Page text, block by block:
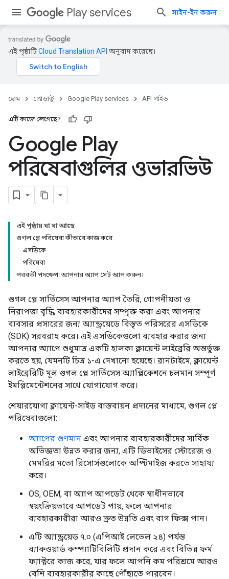
Play services সাইন-ইন করুন
এই পৃষ্ঠাটিCloud Translation API অনুবাদ করেছে।
হোম প্রোডাক্ট Google Play services API গাইড
এটি কাজে লেগেছে?
Google Play
পরিষেবাগুলির ওভারভিউ
এই পৃষ্ঠায় যা যা আছে
গুগল প্লে পরিষেবা কীভাবে কাজ করে
এসডিকে
পরিষেবা
পরবর্তী পদক্ষেপ: আপনার অ্যাপ সেট আপ করুন।
গুগল প্লে সার্ভিসেস আপনার অ্যাপ তৈরি, গোপনীয়তা ও
নিরাপত্তা বৃদ্ধি, ব্যবহারকারীদের সম্পৃক্ত করা এবং আপনার
ব্যবসার প্রসারের জন্য অ্যান্ড্রয়েডে বিস্তৃত পরিসরের এসডিকে
(SDK) সরবরাহ করে। এই এসডিকেগুলো ব্যবহার করার জন্য
আপনার অ্যাপে শুধুমাত্র একটি হালকা ক্লায়েন্ট লাইব্রেরি অন্তর্ভুক্ত
করতে হয়, যেমনটি চিত্র ১-এ দেখানো হয়েছে। রানটাইমে, ক্লায়েন্ট
লাইব্রেরিটি মূল গুগল প্লে সার্ভিসেস অ্যাপ্লিকেশনে চলমান সম্পূর্ণ
ইমপ্লিমেন্টেশনের সাথে যোগাযোগ করে।
শেয়ারযোগ্য ক্লায়েন্ট-সাইড বাস্তবায়ন প্রদানের মাধ্যমে, গুগল প্লে
পরিষেবাগুলো:
অ্যাপের গুণমান এবং আপনার ব্যবহারকারীদের সার্বিক
অভিজ্ঞতা উন্নত করার জন্য, এটি ডিভাইসের স্টোরেজ ও
মেমরির মতো রিসোর্সগুলোকে অপ্টিমাইজ করতে সাহায্য
করে।
OS, OEM, বা অ্যাপ আপডেট থেকে স্বাধীনভাবে
স্বয়ংক্রিয়ভাবে আপডেট পায়, ফলে আপনার
ব্যবহারকারীরা আরও দ্রুত উন্নতি এবং বাগ ফিক্স পান।
এটি অ্যান্ড্রয়েড ৭.০ (এপিআই লেভেল ২৪) পর্যন্ত
ব্যাকওয়ার্ড কম্প্যাটিবিলিটি প্রদান করে এবং বিভিন্ন ফর্ম
ফ্যাক্টরে কাজ করে, যার ফলে আপনি কম পরিশ্রমে আরও
বেশি ব্যবহারকারীর কাছে পৌঁছাতে পারবেন।